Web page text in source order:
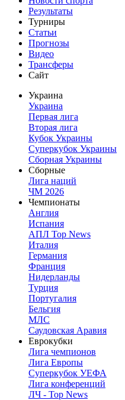
Результаты
Турниры
Статьи
Прогнозы
Видео
Трансферы
Сайт
Украина
Украина
Первая лига
Вторая лига
Кубок Украины
Суперкубок Украины
Сборная Украины
Сборные
Лига наций
ЧМ 2026
Чемпионаты
Англия
Испания
АПЛ Top News
Италия
Германия
Франция
Нидерланды
Турция
Португалия
Бельгия
МЛС
Саудовская Аравия
Еврокубки
Лига чемпионов
Лига Европы
Суперкубок УЕФА
Лига конференций
ЛЧ - Top News